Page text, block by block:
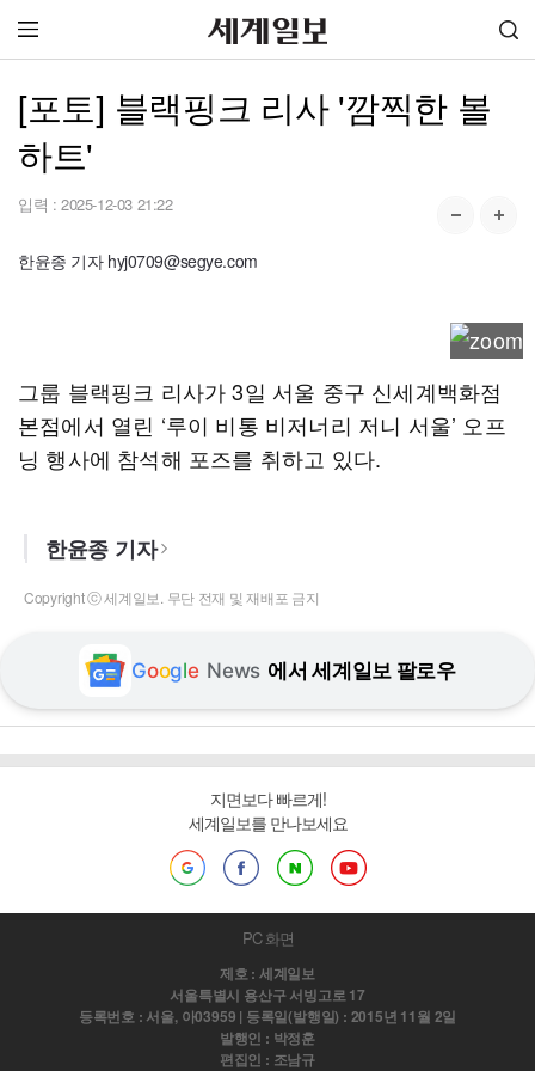
[포토] 블랙핑크 리사 '깜찍한 볼
하트'
입력 : 2025-12-03 21:22
한윤종 기자 hyj0709@segye.com
그룹 블랙핑크 리사가 3일 서울 중구 신세계백화점
본점에서 열린 ‘루이 비통 비저너리 저니 서울’ 오프
닝 행사에 참석해 포즈를 취하고 있다.
한윤종 기자
Copyright ⓒ 세계일보. 무단 전재 및 재배포 금지
Google News 에서 세계일보 팔로우
지면보다 빠르게!
세계일보를 만나보세요
PC 화면
제호 : 세계일보
서울특별시 용산구 서빙고로 17
등록번호 : 서울, 아03959 | 등록일(발행일) : 2015년 11월 2일
발행인 : 박정훈
편집인 : 조남규